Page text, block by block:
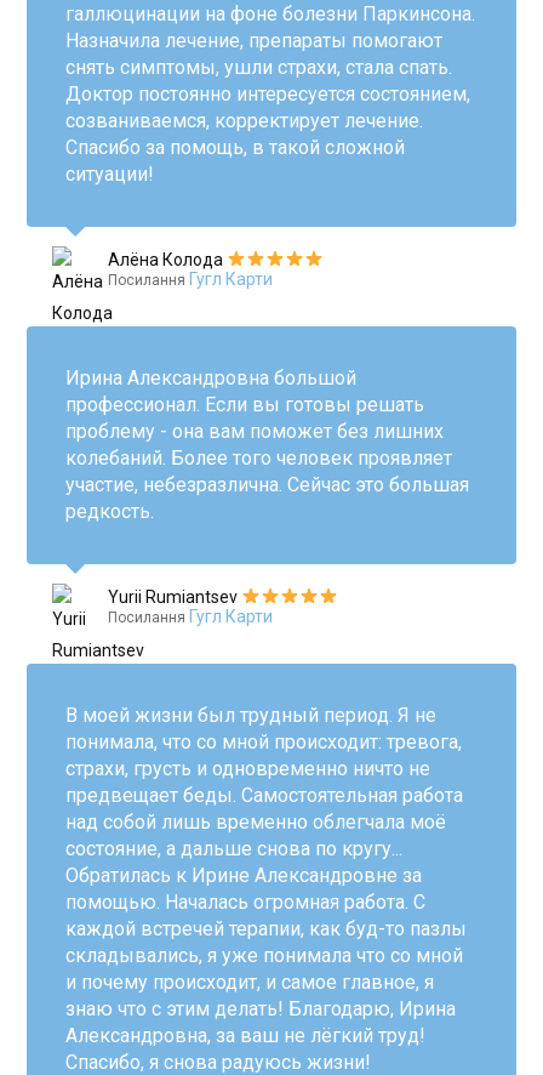
галлюцинации на фоне болезни Паркинсона.
Назначила лечение, препараты помогают
снять симптомы, ушли страхи, стала спать.
Доктор постоянно интересуется состоянием,
созваниваемся, корректирует лечение.
Спасибо за помощь, в такой сложной
ситуации!
Алёна Колода
Посилання Гугл Карти
Ирина Александровна большой
профессионал. Если вы готовы решать
проблему - она вам поможет без лишних
колебаний. Более того человек проявляет
участие, небезразлична. Сейчас это большая
редкость.
Yurii Rumiantsev
Посилання Гугл Карти
В моей жизни был трудный период. Я не
понимала, что со мной происходит: тревога,
страхи, грусть и одновременно ничто не
предвещает беды. Самостоятельная работа
над собой лишь временно облегчала моё
состояние, а дальше снова по кругу...
Обратилась к Ирине Александровне за
помощью. Началась огромная работа. С
каждой встречей терапии, как буд-то пазлы
складывались, я уже понимала что со мной
и почему происходит, и самое главное, я
знаю что с этим делать! Благодарю, Ирина
Александровна, за ваш не лёгкий труд!
Спасибо, я снова радуюсь жизни!